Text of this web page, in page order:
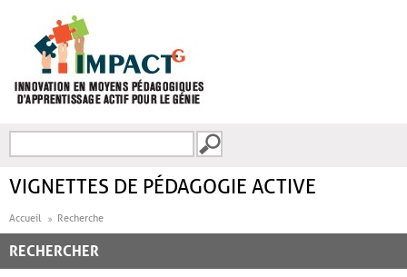
FORMULAIRE DE
VIGNETTES DE PÉDAGOGIE ACTIVE
Accueil Recherche
RECHERCHER